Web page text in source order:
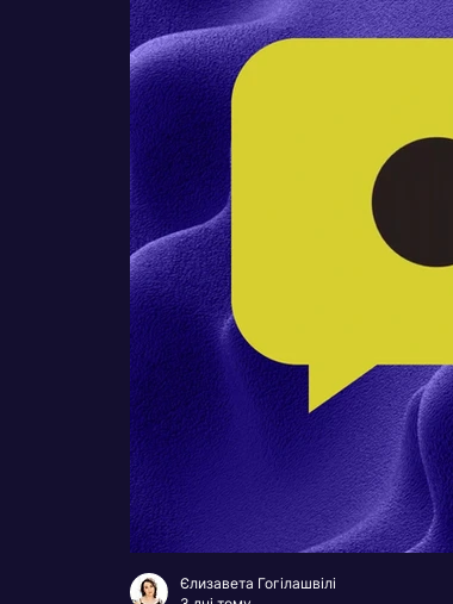
Єлизавета Гогілашвілі